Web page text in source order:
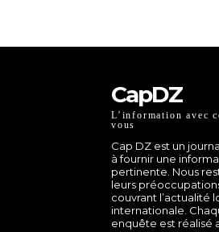
CapDZ
L’information avec
vous
Cap DZ est un
à fournir une
pertinente. Nous
leurs
couvrant l’actualité
internationale.
enquête est réalisé